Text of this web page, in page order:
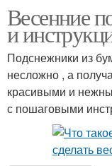
Весенние
и
Подснежники из
несложно , а
красивыми и
с пошаговыми